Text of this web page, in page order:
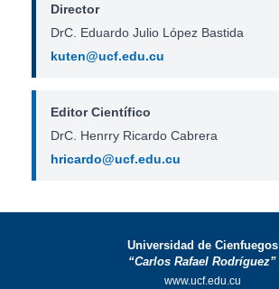
Director
DrC. Eduardo Julio López Bastida
kuten@ucf.edu.cu
Editor Científico
DrC. Henrry Ricardo Cabrera
hricardo@ucf.edu.cu
Universidad de Cienfuegos
“Carlos Rafael Rodríguez”
www.ucf.edu.cu